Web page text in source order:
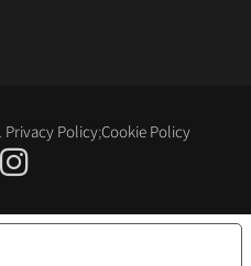
Privacy Policy;Cookie Policy